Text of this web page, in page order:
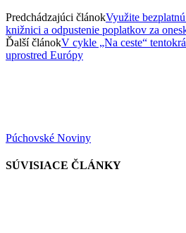
Predchádzajúci článokVyužite
knižnici a odpustenie poplatkov za
Ďalší článokV cykle „Na ceste“
uprostred Európy
Púchovské Noviny
SÚVISIACE ČLÁNKY